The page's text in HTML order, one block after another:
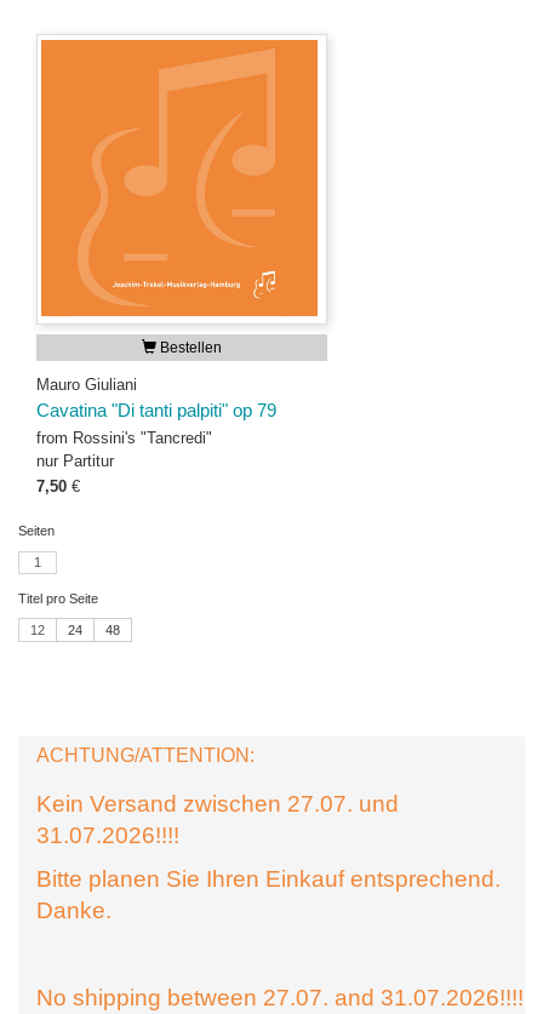
Bestellen
Mauro Giuliani
Cavatina "Di tanti palpiti" op 79
from Rossini's "Tancredi"
nur Partitur
7,50 €
Seiten
1
Titel pro Seite
12 24 48
ACHTUNG/ATTENTION:
Kein Versand zwischen 27.07. und
31.07.2026!!!!
Bitte planen Sie Ihren Einkauf entsprechend.
Danke.
No shipping between 27.07. and 31.07.2026!!!!